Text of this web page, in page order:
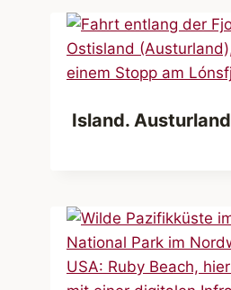
Island. Austurland